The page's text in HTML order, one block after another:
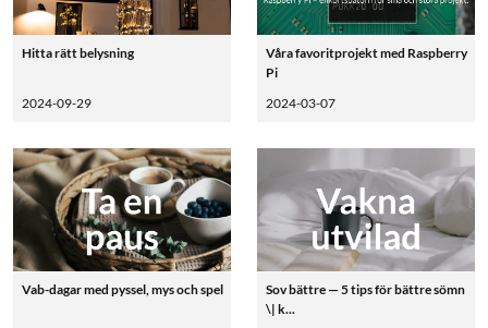
Hitta rätt belysning
2024-09-29
Våra favoritprojekt med Raspberry
Pi
2024-03-07
Vab-dagar med pyssel, mys och spel
Sov bättre — 5 tips för bättre sömn
\| k...